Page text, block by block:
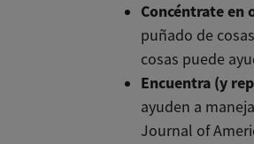
Concéntrate en
puñado de
cosas puede
Encuentra (y
ayuden a
Journal of